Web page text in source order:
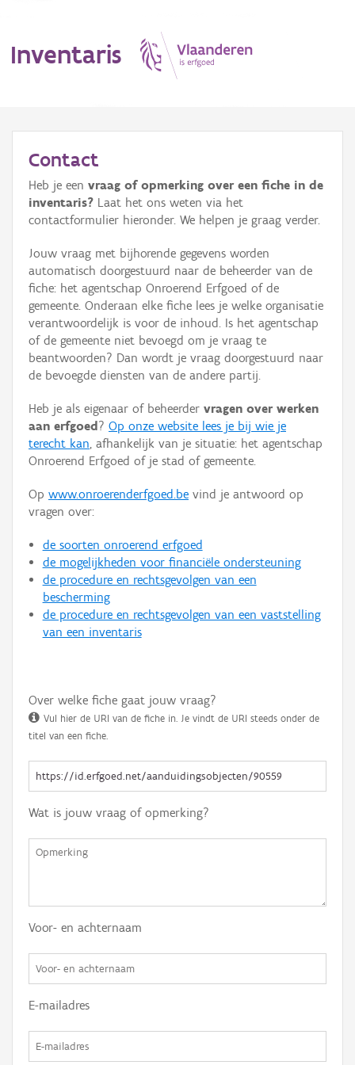
Inventaris
Erfgoedobject
Aanduidingsobject
Waarneming
Thema
Gebeurtenis
Persoon of collectief
Hergebruik
Aanmelden
Contact
Heb je een vraag of opmerking over een fiche in de
inventaris? Laat het ons weten via het
contactformulier hieronder. We helpen je graag verder.
Jouw vraag met bijhorende gegevens worden
automatisch doorgestuurd naar de beheerder van de
fiche: het agentschap Onroerend Erfgoed of de
gemeente. Onderaan elke fiche lees je welke organisatie
verantwoordelijk is voor de inhoud. Is het agentschap
of de gemeente niet bevoegd om je vraag te
beantwoorden? Dan wordt je vraag doorgestuurd naar
de bevoegde diensten van de andere partij.
Heb je als eigenaar of beheerder vragen over werken
aan erfgoed ? Op onze website lees je bij wie je
terecht kan, afhankelijk van je situatie: het agentschap
Onroerend Erfgoed of je stad of gemeente.
Op www.onroerenderfgoed.be vind je antwoord op
vragen over:
de soorten onroerend erfgoed
de mogelijkheden voor financiële ondersteuning
de procedure en rechtsgevolgen van een
bescherming
de procedure en rechtsgevolgen van een vaststelling
van een inventaris
Over welke fiche gaat jouw vraag?
Vul hier de URI van de fiche in. Je vindt de URI steeds onder de
titel van een fiche.
Wat is jouw vraag of opmerking?
Voor- en achternaam
E-mailadres